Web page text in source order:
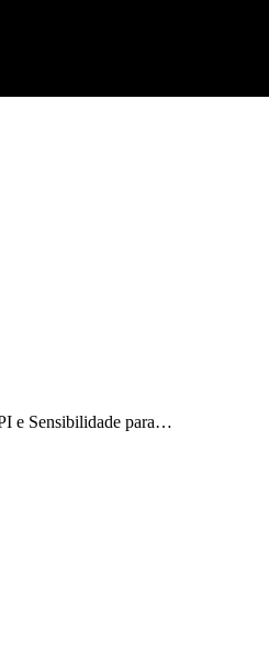
e Sensibilidade para…